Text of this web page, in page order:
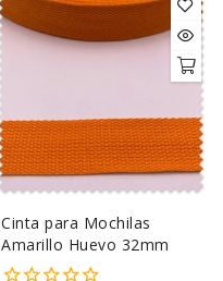
Cinta para Mochilas
Amarillo Huevo 32mm